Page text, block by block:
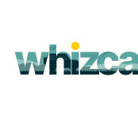
whizcars.com